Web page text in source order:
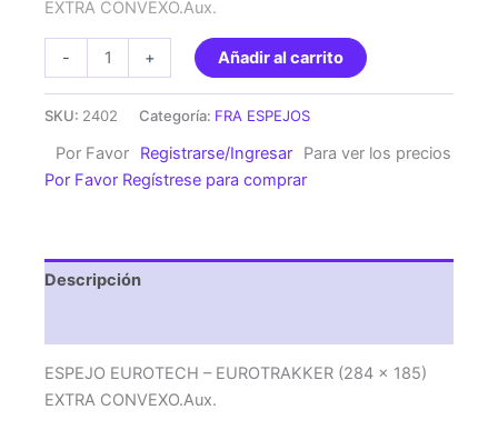
EXTRA CONVEXO.Aux.
-
EUROTECH
(284
x
CONVEXO.Aux.
cantidad
+ Añadir al carrito
SKU: 2402 Categoría: FRA ESPEJOS
Por Favor Registrarse/Ingresar
Para ver los precios
Por Favor Regístrese para comprar
Descripción
ESPEJO EUROTECH – EUROTRAKKER (284 x 185)
EXTRA CONVEXO.Aux.